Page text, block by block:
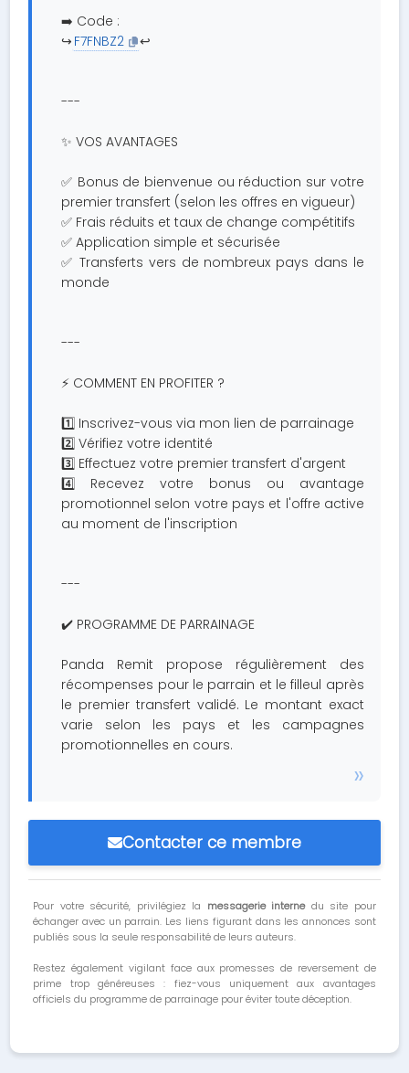
➡️ Code :
↪️ F7FNBZ2 ↩️
---
✨ VOS AVANTAGES
✅ Bonus de bienvenue ou réduction sur votre
premier transfert (selon les offres en vigueur)
✅ Frais réduits et taux de change compétitifs
✅ Application simple et sécurisée
✅ Transferts vers de nombreux pays dans le
monde
---
⚡ COMMENT EN PROFITER ?
1️⃣ Inscrivez-vous via mon lien de parrainage
2️⃣ Vérifiez votre identité
3️⃣ Effectuez votre premier transfert d'argent
4️⃣ Recevez votre bonus ou avantage
promotionnel selon votre pays et l'offre active
au moment de l'inscription
---
✔️ PROGRAMME DE PARRAINAGE
Panda Remit propose régulièrement des
récompenses pour le parrain et le filleul après
le premier transfert validé. Le montant exact
varie selon les pays et les campagnes
promotionnelles en cours.
Contacter ce membre
Pour votre sécurité, privilégiez la messagerie internedu site pour
échanger avec un parrain. Les liens figurant dans les annonces sont
publiés sous la seule responsabilité de leurs auteurs.
Restez également vigilant face aux promesses de reversement de
prime trop généreuses : fiez-vous uniquement aux avantages
officiels du programme de parrainage pour éviter toute déception.